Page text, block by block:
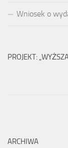
Wniosek o
PROJEKT:
ARCHIWA